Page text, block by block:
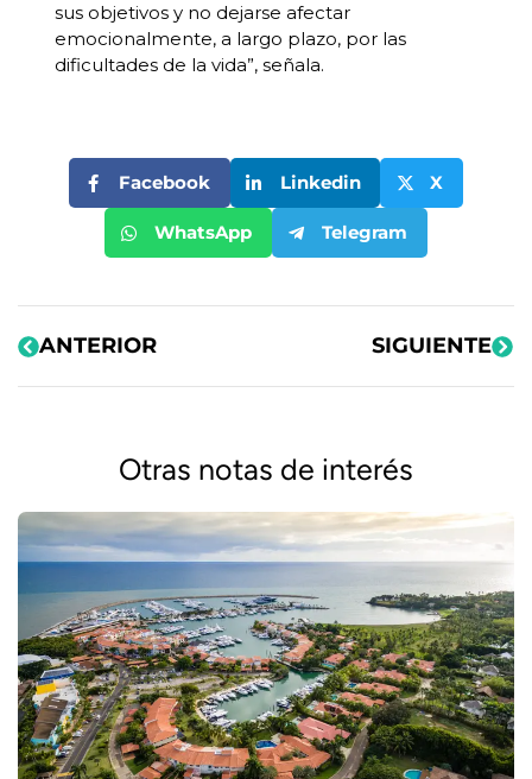
sus objetivos y no dejarse afectar
emocionalmente, a largo plazo, por las
dificultades de la vida”, señala.
Facebook Linkedin X
WhatsApp Telegram
ANTERIOR SIGUIENTE
Otras notas de interés